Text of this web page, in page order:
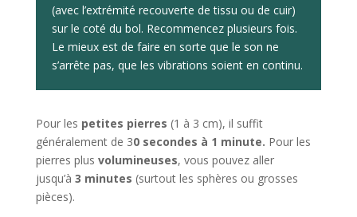
(avec l’extrémité recouverte de tissu ou de cuir)
sur le coté du bol. Recommencez plusieurs fois.
Le mieux est de faire en sorte que le son ne
s’arrête pas, que les vibrations soient en continu.
Pour les petites pierres (1 à 3 cm), il suffit
généralement de 30 secondes à 1 minute. Pour les
pierres plus volumineuses, vous pouvez aller
jusqu’à 3 minutes (surtout les sphères ou grosses
pièces).